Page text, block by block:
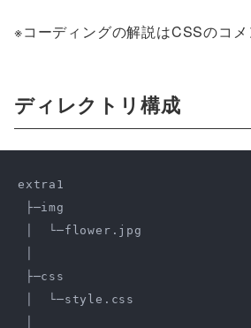
※コーディングの解説はCSSのコメ
ディレクトリ構成
extra1
├─img
│  └─flower.jpg
├─css
│  └─style.css